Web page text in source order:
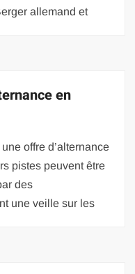
allemand et
en
offre d’alternance
pistes peuvent être
des
une veille sur les